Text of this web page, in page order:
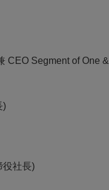
CEO Segment of One &
)
役社長)